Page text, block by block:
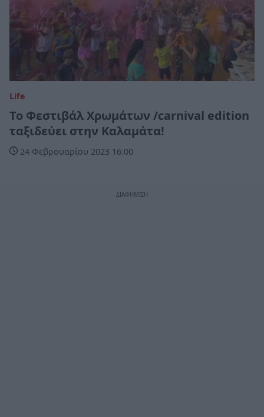
Life
Το Φεστιβάλ Χρωμάτων /carnival edition
ταξιδεύει στην Καλαμάτα!
24 Φεβρουαρίου 2023 16:00